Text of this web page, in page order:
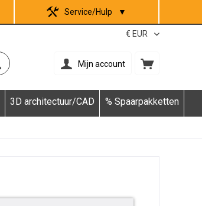
Service/Hulp ▼
Mijn account
3D architectuur/CAD % Spaarpakketten